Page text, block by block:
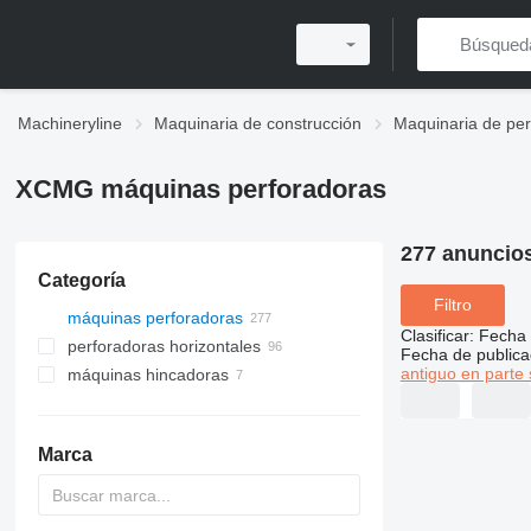
Machineryline Maquinaria de construcción Maquinaria de
XCMG máquinas perforadoras
Categoría
máquinas perforadoras
perforadoras horizontales
máquinas hincadoras
Marca
277
Filtro
Clasificar: Fecha
Fecha de
antiguo en parte